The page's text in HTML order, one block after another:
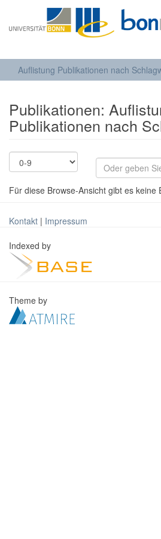
Auflistung Publikationen nach
Publikationen:
Publikationen nach
Für diese Browse-Ansicht gibt es keine
Kontakt | Impressum
Indexed by
Theme by